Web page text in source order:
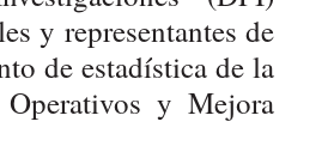
y representantes de
de estadística de la
Operativos y Mejora